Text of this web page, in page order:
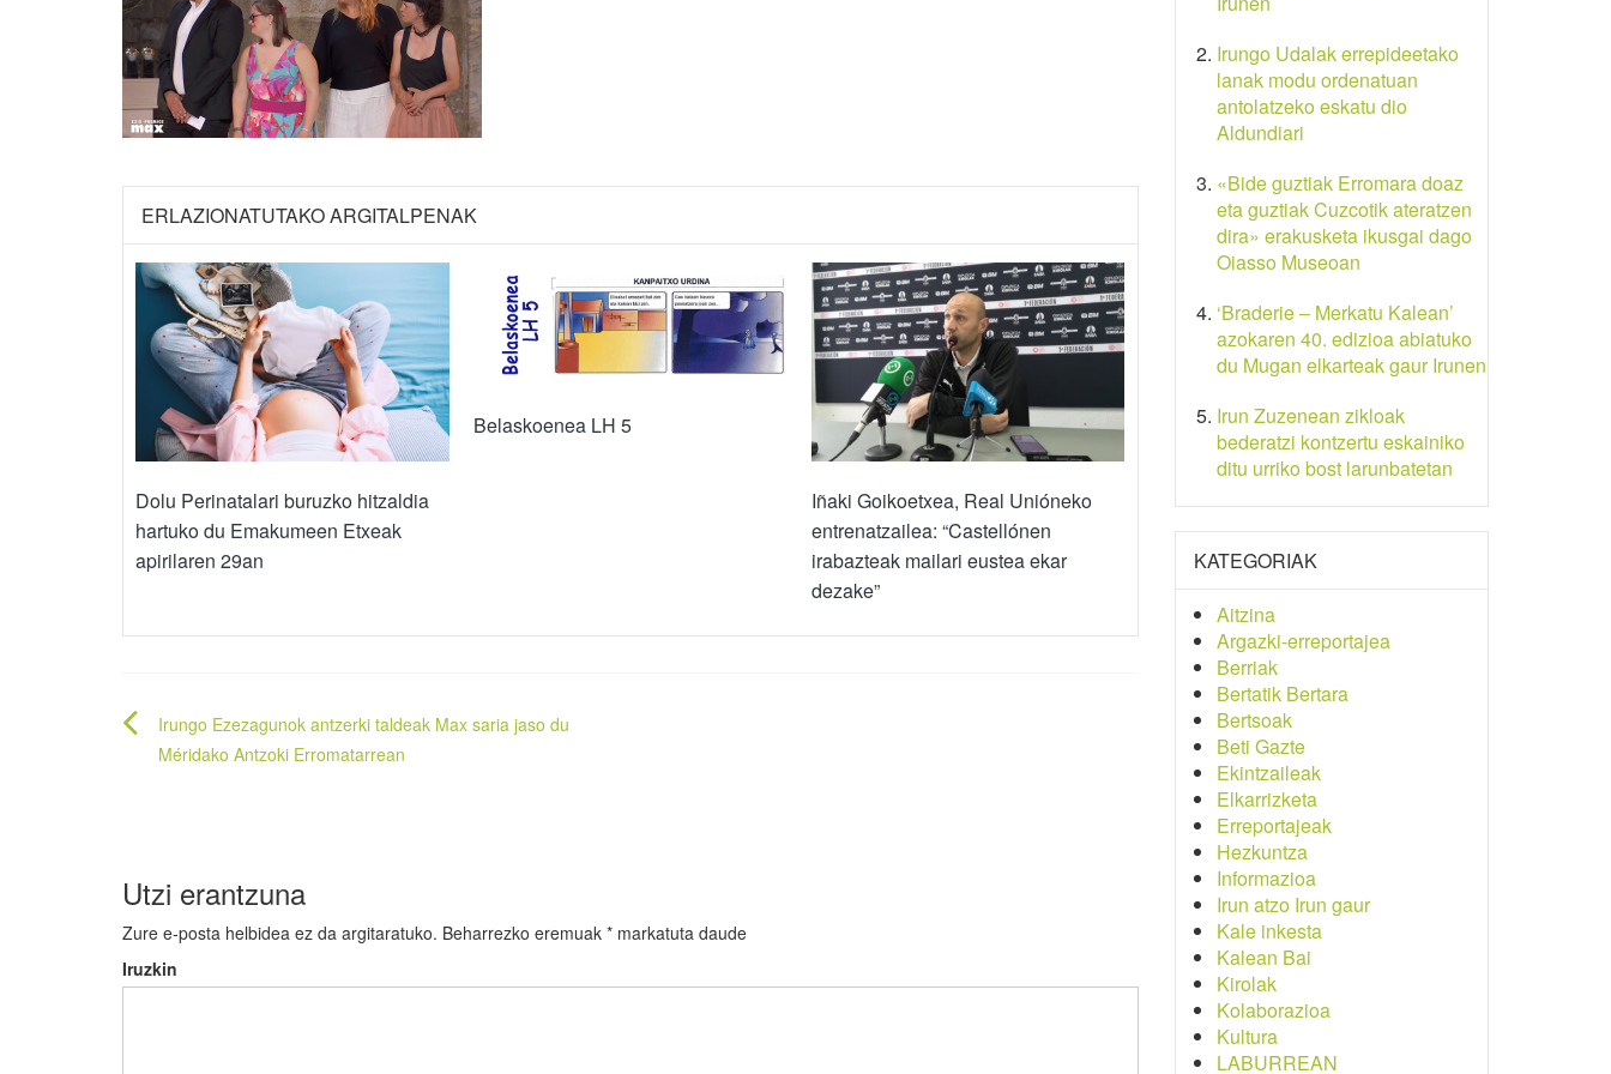
ERLAZIONATUTAKO ARGITALPENAK
Dolu Perinatalari buruzko hitzaldia
hartuko du Emakumeen Etxeak
apirilaren 29an
Belaskoenea LH 5
Iñaki Goikoetxea, Real Unióneko
entrenatzailea: “Castellónen
irabazteak mailari eustea ekar
dezake”
Bidalketetan
zehar
Irungo Ezezagunok antzerki taldeak Max saria jaso du
Méridako Antzoki Erromatarrean
Utzi erantzuna
Zure e-posta helbidea ez da argitaratuko. Beharrezko eremuak * markatuta daude
Iruzkin
Irungo Udalak errepideetako
lanak modu ordenatuan
antolatzeko eskatu dio
Aldundiari
«Bide guztiak Erromara doaz
eta guztiak Cuzcotik ateratzen
dira» erakusketa ikusgai dago
Oiasso Museoan
‘Braderie – Merkatu Kalean’
azokaren 40. edizioa abiatuko
du Mugan elkarteak gaur Irunen
Irun Zuzenean zikloak
bederatzi kontzertu eskainiko
ditu urriko bost larunbatetan
KATEGORIAK
Aitzina
Argazki-erreportajea
Berriak
Bertatik Bertara
Bertsoak
Beti Gazte
Ekintzaileak
Elkarrizketa
Erreportajeak
Hezkuntza
Informazioa
Irun atzo Irun gaur
Kale inkesta
Kalean Bai
Kirolak
Kolaborazioa
Kultura
LABURREAN